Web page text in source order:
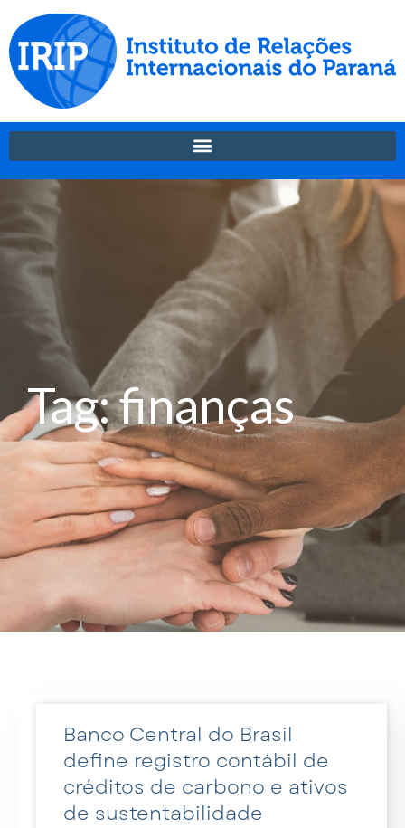
Tag: finanças
Banco Central do Brasil
define registro contábil de
créditos de carbono e ativos
de sustentabilidade